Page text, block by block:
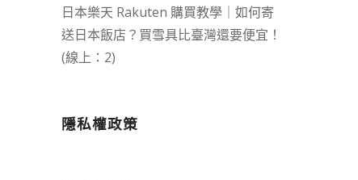
日本樂天 Rakuten 購買教學｜如何寄
送日本飯店？買雪具比臺灣還要便宜！
(線上：2)
隱私權政策